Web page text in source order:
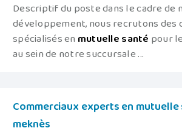
Descriptif du poste dans le cadre de
développement, nous recrutons des
spécialisés enmutuellesanté pour
au sein de notre succursale ...
Commerciaux experts en
meknès